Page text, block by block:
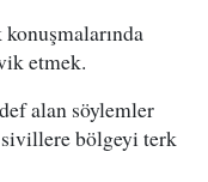
etmek.
alan söylemler
bölgeyi terk